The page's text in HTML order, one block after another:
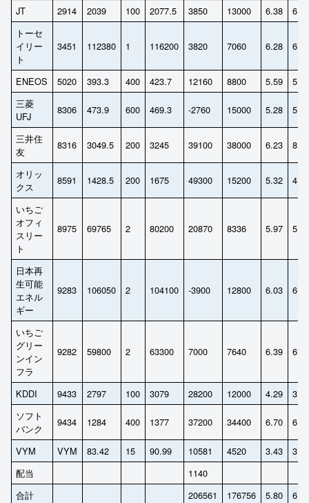
JT
2914 2039 100 2077.5 3850 13000 6.38
トーセ
イリー
ト
3451 112380 1 116200 3820 7060 6.28
ENEOS 5020 393.3 400 423.7 12160 8800 5.59
三菱
UFJ
8306 473.9 600 469.3 -2760 15000 5.28
三井住
友
8316 3049.5 200 3245 39100 38000 6.23
オリッ
クス
8591 1428.5 200 1675 49300 15200 5.32
いちご
オフィ
スリー
ト
8975 69765 2 80200 20870 8336 5.97
日本再
生可能
エネル
ギー
9283 106050 2 104100 -3900 12800 6.03
いちご
グリー
ンイン
フラ
9282 59800 2 63300 7000 7640 6.39
KDDI 9433 2797 100 3079 28200 12000 4.29
ソフト
バンク
9434 1284 400 1377 37200 34400 6.70
VYM VYM 83.42 15 90.99 10581 4520 3.43
配当
1140
合計
206561 176756 5.80